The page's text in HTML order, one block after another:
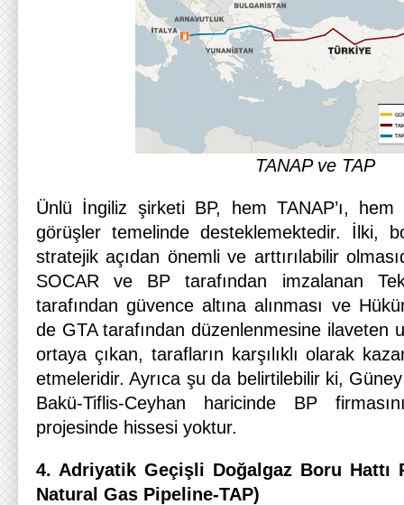
TANAP ve TAP
Ünlü İngiliz şirketi BP, hem TANAP’ı, hem
görüşler temelinde desteklemektedir. İlki,
stratejik açıdan önemli ve arttırılabilir
SOCAR ve BP tarafından imzalanan
tarafından güvence altına alınması ve
de GTA tarafından düzenlenmesine ilaveten
ortaya çıkan, tarafların karşılıklı olarak
etmeleridir. Ayrıca şu da belirtilebilir ki,
Bakü-Tiflis-Ceyhan haricinde BP
projesinde hissesi yoktur.
4. Adriyatik Geçişli Doğalgaz Boru Hattı
Natural Gas Pipeline-TAP)